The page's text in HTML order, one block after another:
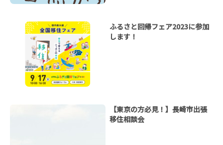
ふるさと回帰フェア2023に参加
します！
【東京の方必見！】長崎市出張
移住相談会